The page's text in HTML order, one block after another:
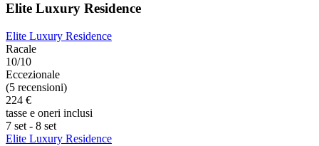
Elite Luxury Residence
Elite Luxury Residence
Racale
10/10
Eccezionale
(5 recensioni)
224 €
tasse e oneri inclusi
7 set - 8 set
Elite Luxury Residence